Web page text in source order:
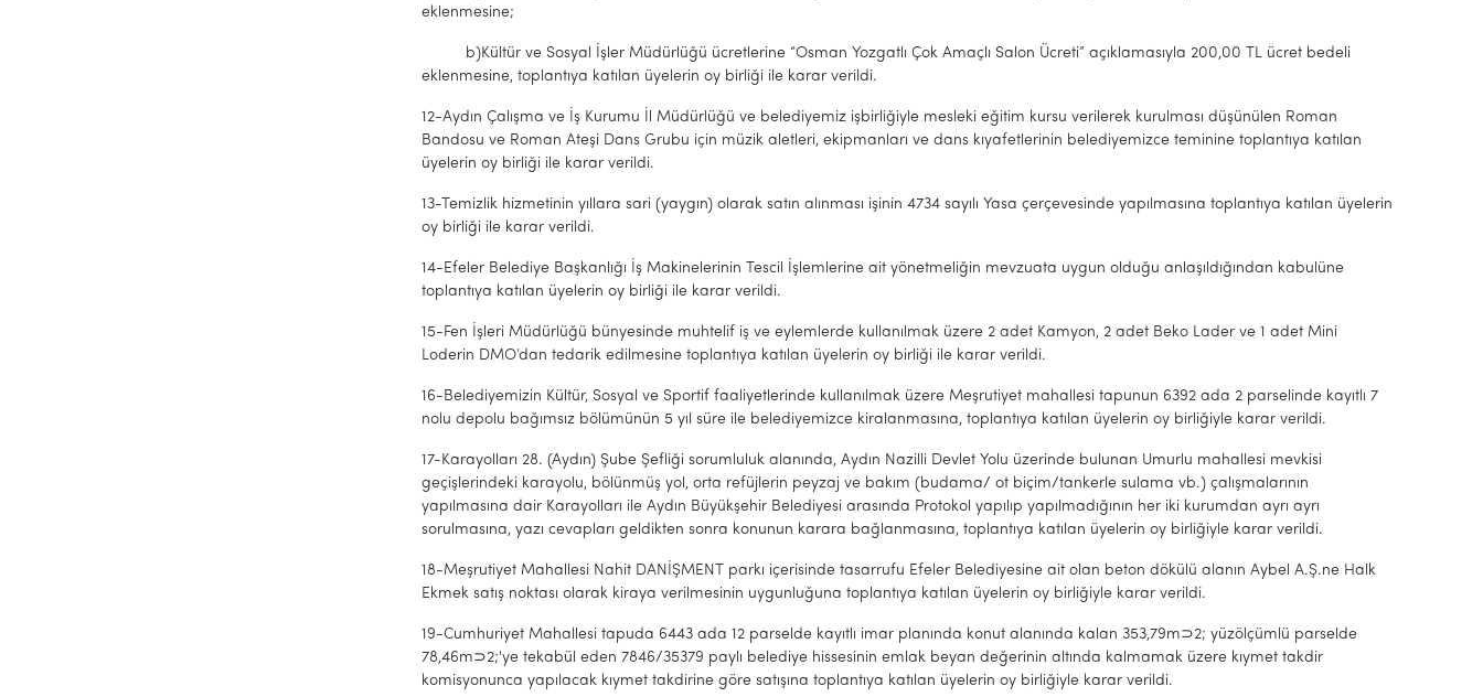
eklenmesine;
b)Kültür ve Sosyal İşler Müdürlüğü ücretlerine “Osman Yozgatlı Çok Amaçlı Salon Ücreti” açıklamasıyla 200,00 TL ücret bedeli
eklenmesine, toplantıya katılan üyelerin oy birliği ile karar verildi.
12-Aydın Çalışma ve İş Kurumu İl Müdürlüğü ve belediyemiz işbirliğiyle mesleki eğitim kursu verilerek kurulması düşünülen Roman
Bandosu ve Roman Ateşi Dans Grubu için müzik aletleri, ekipmanları ve dans kıyafetlerinin belediyemizce teminine toplantıya katılan
üyelerin oy birliği ile karar verildi.
13-Temizlik hizmetinin yıllara sari (yaygın) olarak satın alınması işinin 4734 sayılı Yasa çerçevesinde yapılmasına toplantıya katılan üyelerin
oy birliği ile karar verildi.
14-Efeler Belediye Başkanlığı İş Makinelerinin Tescil İşlemlerine ait yönetmeliğin mevzuata uygun olduğu anlaşıldığından kabulüne
toplantıya katılan üyelerin oy birliği ile karar verildi.
15-Fen İşleri Müdürlüğü bünyesinde muhtelif iş ve eylemlerde kullanılmak üzere 2 adet Kamyon, 2 adet Beko Lader ve 1 adet Mini
Loderin DMO’dan tedarik edilmesine toplantıya katılan üyelerin oy birliği ile karar verildi.
16-Belediyemizin Kültür, Sosyal ve Sportif faaliyetlerinde kullanılmak üzere Meşrutiyet mahallesi tapunun 6392 ada 2 parselinde kayıtlı 7
nolu depolu bağımsız bölümünün 5 yıl süre ile belediyemizce kiralanmasına, toplantıya katılan üyelerin oy birliğiyle karar verildi.
17-Karayolları 28. (Aydın) Şube Şefliği sorumluluk alanında, Aydın Nazilli Devlet Yolu üzerinde bulunan Umurlu mahallesi mevkisi
geçişlerindeki karayolu, bölünmüş yol, orta refüjlerin peyzaj ve bakım (budama/ ot biçim/tankerle sulama vb.) çalışmalarının
yapılmasına dair Karayolları ile Aydın Büyükşehir Belediyesi arasında Protokol yapılıp yapılmadığının her iki kurumdan ayrı ayrı
sorulmasına, yazı cevapları geldikten sonra konunun karara bağlanmasına, toplantıya katılan üyelerin oy birliğiyle karar verildi.
18-Meşrutiyet Mahallesi Nahit DANİŞMENT parkı içerisinde tasarrufu Efeler Belediyesine ait olan beton dökülü alanın Aybel A.Ş.ne Halk
Ekmek satış noktası olarak kiraya verilmesinin uygunluğuna toplantıya katılan üyelerin oy birliğiyle karar verildi.
19-Cumhuriyet Mahallesi tapuda 6443 ada 12 parselde kayıtlı imar planında konut alanında kalan 353,79m⊃2; yüzölçümlü parselde
78,46m⊃2;'ye tekabül eden 7846/35379 paylı belediye hissesinin emlak beyan değerinin altında kalmamak üzere kıymet takdir
komisyonunca yapılacak kıymet takdirine göre satışına toplantıya katılan üyelerin oy birliğiyle karar verildi.